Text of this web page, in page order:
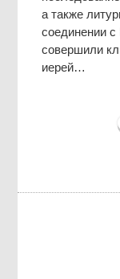
а также
соединении
совершили
иерей…